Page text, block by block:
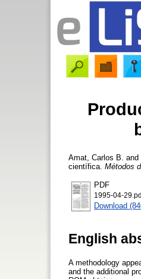
Amat, Carlos B. and
científica. Métodos
PDF
1995-04-
Download
English
A methodology
and the additional